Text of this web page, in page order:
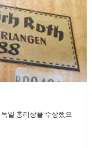
일 총리상을 수상했으